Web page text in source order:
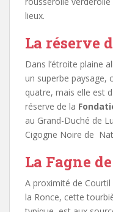
lieux.
La réserve
Dans l’étroite plaine
un superbe paysage,
quatre, mais elle est
réserve de la
au Grand-Duché de
Cigogne Noire de
La Fagne
A proximité de
la Ronce, cette